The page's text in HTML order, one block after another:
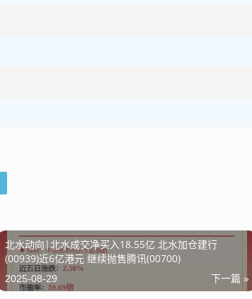
北水动向|北水成交净买入18.55亿 北水加仓建行
(00939)近6亿港元 继续抛售腾讯(00700)
下一篇 »
2025-08-29